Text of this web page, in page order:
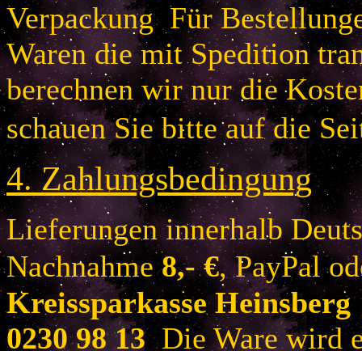
Verpackung Für
Waren die mit Spedition
berechnen wir nur die
schauen Sie bitte auf die
4.Zahlungsbedingung
Lieferungen innerhalb
Nachnahme 8,- €, PayPal
Kreissparkasse
0230 98 13Die Ware wird